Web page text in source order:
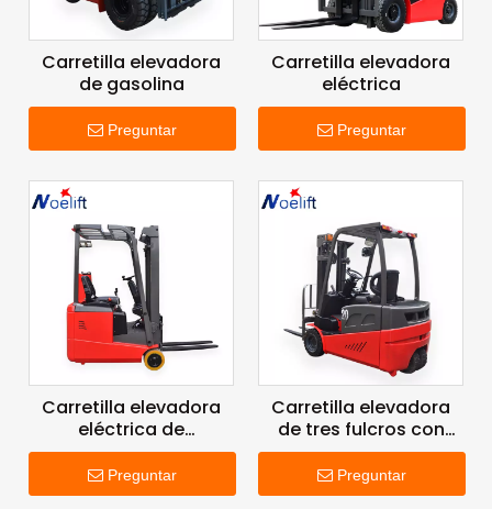
Carretilla elevadora
de gasolina
Preguntar
Carretilla elevadora
eléctrica
Preguntar
Carretilla elevadora
eléctrica de
poliuretano de 3
pivotes
Preguntar
Carretilla elevadora
de tres fulcros con
neumático de goma
Preguntar